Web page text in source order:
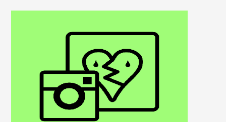
интерфейсов для сайтов и приложений. Он…